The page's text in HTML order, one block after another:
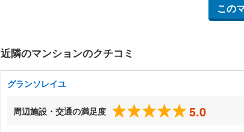
この
近隣のマンションのクチコミ
グランソレイユ
周辺施設・交通の満足度 5.0